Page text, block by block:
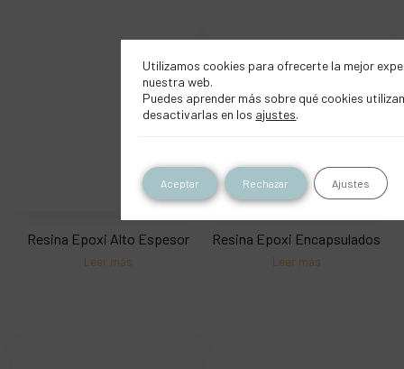
Resina Epoxi Alto Espesor
Leer más
Resina Epoxi Encapsulados
Leer más
Utilizamos cookies para ofrecerte la mejor
nuestra web.
Puedes aprender más sobre qué cookies
desactivarlas en los ajustes.
Aceptar Rechazar Ajustes